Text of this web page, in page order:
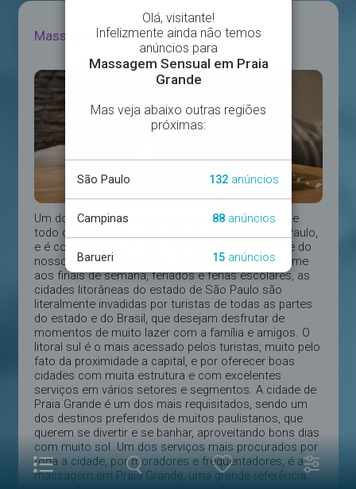
Massagem na Praia Grande
Um dos litorais mais interessantes e badalados de
todo o Brasil, está localizado no estado de São Paulo,
e é considerado um dos mais belos do Sudeste e do
nosso país. Durante o ano inteiro, com mais volume
aos finais de semana, feriados e férias escolares, as
cidades litorâneas do estado de São Paulo são
literalmente invadidas por turistas de todas as partes
do estado e do Brasil, que desejam desfrutar de
momentos de muito lazer com a família e amigos. O
litoral sul é o mais acessado pelos turistas, muito pelo
fato da proximidade a capital, e por oferecer boas
cidades com muita estrutura e com excelentes
serviços em vários setores e segmentos. A cidade de
Praia Grande é um dos mais requisitados, sendo um
dos destinos preferidos de muitos paulistanos, que
querem se divertir e se banhar, aproveitando bons dias
com muito sol. Um dos serviços mais procurados por
toda a cidade, por moradores e frequentadores, é a
massagem em Praia Grande, uma grande referência